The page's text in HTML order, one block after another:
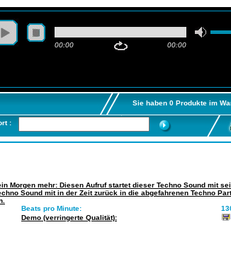
00:00 00:00
Sie haben 0 Produkte im
:
Morgen mehr: Diesen Aufruf startet dieser Techno Sound mit
Sound mit in der Zeit zurück in die abgefahrenen Techno
Beats pro Minute:
Demo (verringerte Qualität):